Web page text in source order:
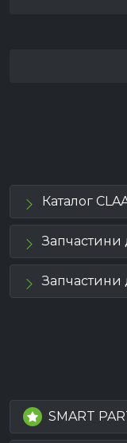
Каталог
Запчастини
Запчастини
SMART